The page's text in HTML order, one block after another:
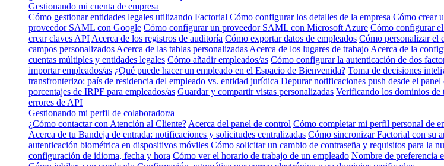
Gestionando mi cuenta de empresa
Cómo gestionar entidades legales utilizando Factorial Cómo configurar los detalles de la empresa Cómo crear
proveedor SAML con Google Cómo configurar un proveedor SAML con Microsoft Azure Cómo configurar
crear claves API Acerca de los registros de auditoría Cómo exportar datos de empleados Cómo personalizar el
campos personalizados Acerca de las tablas personalizadas Acerca de los lugares de trabajo Acerca de la
cuentas múltiples y entidades legales Cómo añadir empleados/as Cómo configurar la autenticación de dos
importar empleados/as ¿Qué puede hacer un empleado en el Espacio de Bienvenida? Toma de decisiones
transfronterizo: país de residencia del empleado vs. entidad jurídica Depurar notificaciones push desde el
porcentajes de IRPF para empleados/as Guardar y compartir vistas personalizadas Verificando los dominios de
errores de API
Gestionando mi perfil de colaborador/a
¿Cómo contactar con Atención al Cliente? Acerca del panel de control Cómo completar mi perfil personal de
Acerca de tu Bandeja de entrada: notificaciones y solicitudes centralizadas Cómo sincronizar Factorial con su
autenticación biométrica en dispositivos móviles Cómo solicitar un cambio de contraseña y requisitos para la
configuración de idioma, fecha y hora Cómo ver el horario de trabajo de un empleado Nombre de preferencia